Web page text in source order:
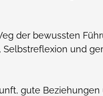
der bewussten
und
gute